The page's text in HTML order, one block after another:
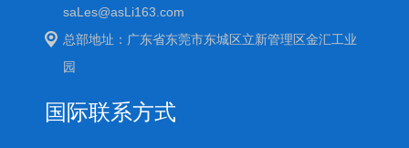
saLes@asLi163.com
总部地址：广东省东莞市东城区立新管理区金汇工业
园
国际联系方式